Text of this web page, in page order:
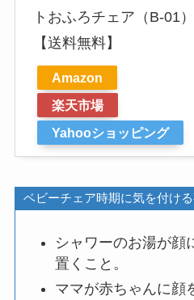
トおふろチェア（B-01）
【送料無料】
Amazon
楽天市場
Yahooショッピング
ベビーチェア時期に気を付け
シャワーのお湯が顔
置くこと。
ママが赤ちゃんに顔